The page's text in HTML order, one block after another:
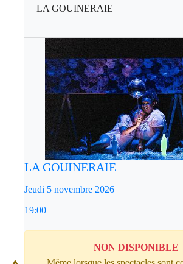
LA GOUINERAIE
LA GOUINERAIE
Jeudi 5 novembre 2026
19:00
NON DISPONIBLE